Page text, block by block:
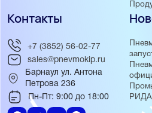
Контакты
+7 (3852) 56-02-77
sales@pnevmokip.ru
Барнаул ул. Антона
Петрова 236
Пн-Пт: 9:00 до 18:00